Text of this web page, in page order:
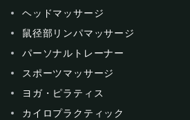
ヘッドマッサージ
鼠径部リンパマッサージ
パーソナルトレーナー
スポーツマッサージ
ヨガ・ピラティス
カイロプラクティック